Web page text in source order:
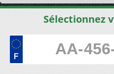
Sélectionnez